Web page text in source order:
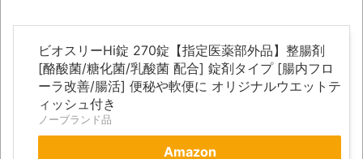
なった
「題名のない音楽会」ゲーム音楽批判から
36年 ～因果な逆転劇～
50歳になりました
凡庸な悪
ビオスリーHi錠 270錠【指定医薬部外品】整腸剤
[酪酸菌/糖化菌/乳酸菌 配合] 錠剤タイプ [腸内フロ
ーラ改善/腸活] 便秘や軟便に オリジナルウエットテ
ィッシュ付き
ノーブランド品
Amazon